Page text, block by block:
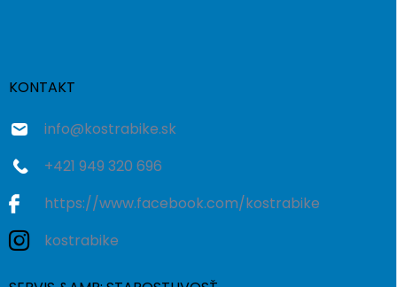
KONTAKT
info@kostrabike.sk
+421 949 320 696
https://www.facebook.com/kostrabike
kostrabike